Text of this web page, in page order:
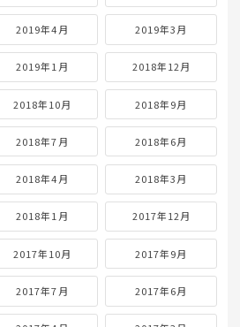
2019年4月 2019年3月
2019年1月 2018年12月
2018年10月 2018年9月
2018年7月 2018年6月
2018年4月 2018年3月
2018年1月 2017年12月
2017年10月 2017年9月
2017年7月 2017年6月